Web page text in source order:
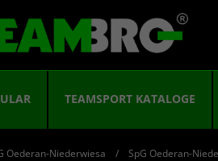
TEAMSPORT KATALOGE
Oederan-Niederwiesa SpG Oederan-